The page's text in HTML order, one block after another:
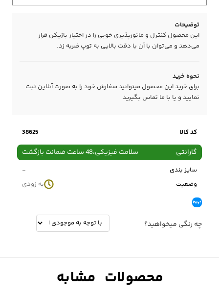
توضیحات
این محصول کنترل و مانورپذیری خوبی را در اختیار بازیکن قرار
می‌دهد و می‌توان با آن با دقت بالایی به توپ ضربه زد.
نحوه خرید
برای خرید این محصول میتوانید سفارش خود را به صورت آنلاین ثبت
نمایید و یا با ما تماس بگیرید
کد کالا 38625
گارانتی سلامت فیزیکی،48 ساعت ضمانت بازگشت
سایز بندی
-
وضعیت
به زودی
چه رنگی میخواهید؟